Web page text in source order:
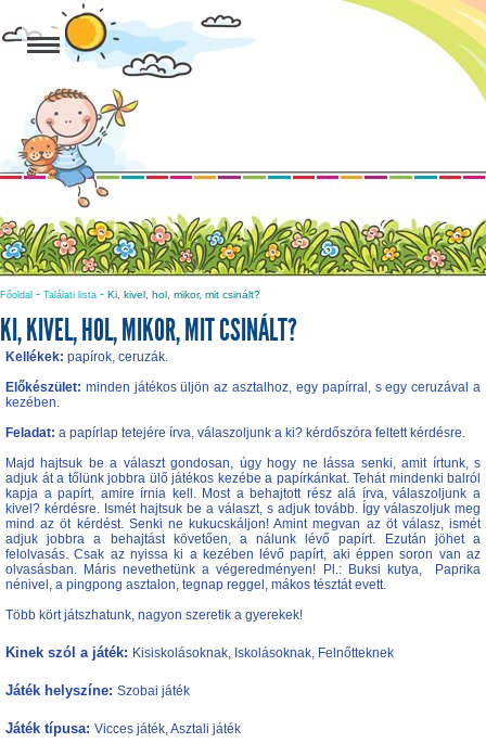
Főoldal - Találati lista - Ki, kivel, hol, mikor, mit csinált?
KI, KIVEL, HOL, MIKOR, MIT CSINÁLT?
Kellékek: papírok, ceruzák.
Előkészület: minden játékos üljön az asztalhoz, egy papírral, s egy ceruzával a
kezében.
Feladat: a papírlap tetejére írva, válaszoljunk a ki? kérdőszóra feltett kérdésre.
Majd hajtsuk be a választ gondosan, úgy hogy ne lássa senki, amit írtunk, s
adjuk át a tőlünk jobbra ülő játékos kezébe a papírkánkat. Tehát mindenki balról
kapja a papírt, amire írnia kell. Most a behajtott rész alá írva, válaszoljunk a
kivel? kérdésre. Ismét hajtsuk be a választ, s adjuk tovább. Így válaszoljuk meg
mind az öt kérdést. Senki ne kukucskáljon! Amint megvan az öt válasz, ismét
adjuk jobbra a behajtást követően, a nálunk lévő papírt. Ezután jöhet a
felolvasás. Csak az nyissa ki a kezében lévő papírt, aki éppen soron van az
olvasásban. Máris nevethetünk a végeredményen! Pl.: Buksi kutya, Paprika
nénivel, a pingpong asztalon, tegnap reggel, mákos tésztát evett.
Több kört játszhatunk, nagyon szeretik a gyerekek!
Kinek szól a játék: Kisiskolásoknak, Iskolásoknak, Felnőtteknek
Játék helyszíne: Szobai játék
Játék típusa: Vicces játék, Asztali játék